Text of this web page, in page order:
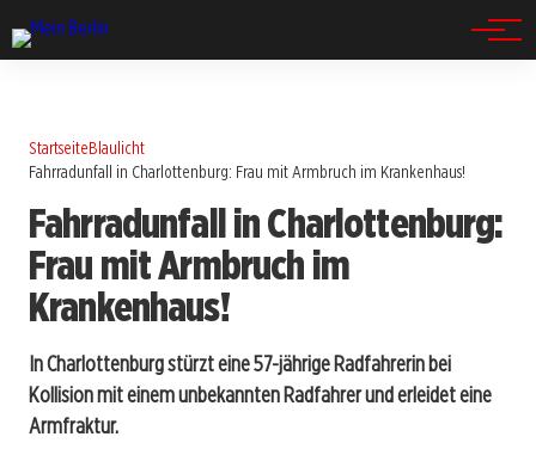
StartseiteBlaulicht
Fahrradunfall in Charlottenburg: Frau mit Armbruch im Krankenhaus!
Fahrradunfall in Charlottenburg:
Frau mit Armbruch im
Krankenhaus!
In Charlottenburg stürzt eine 57-jährige Radfahrerin bei
Kollision mit einem unbekannten Radfahrer und erleidet eine
Armfraktur.